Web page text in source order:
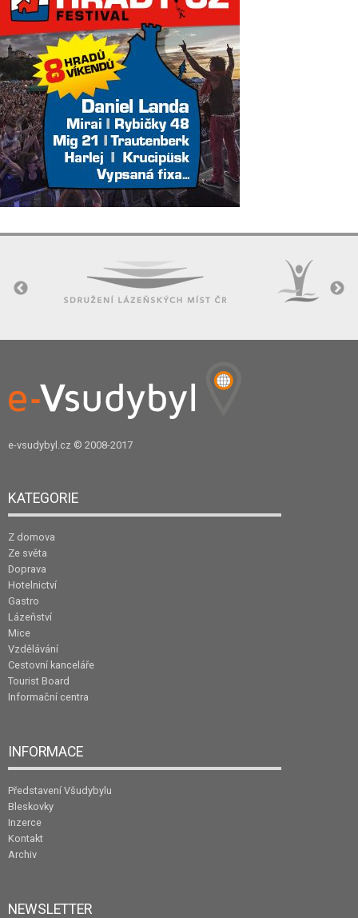
e-vsudybyl.cz © 2008-2017
KATEGORIE
Z domova
Ze světa
Doprava
Hotelnictví
Gastro
Lázeňství
Mice
Vzdělávání
Cestovní kanceláře
Tourist Board
Informační centra
INFORMACE
Představení Všudybylu
Bleskovky
Inzerce
Kontakt
Archiv
NEWSLETTER